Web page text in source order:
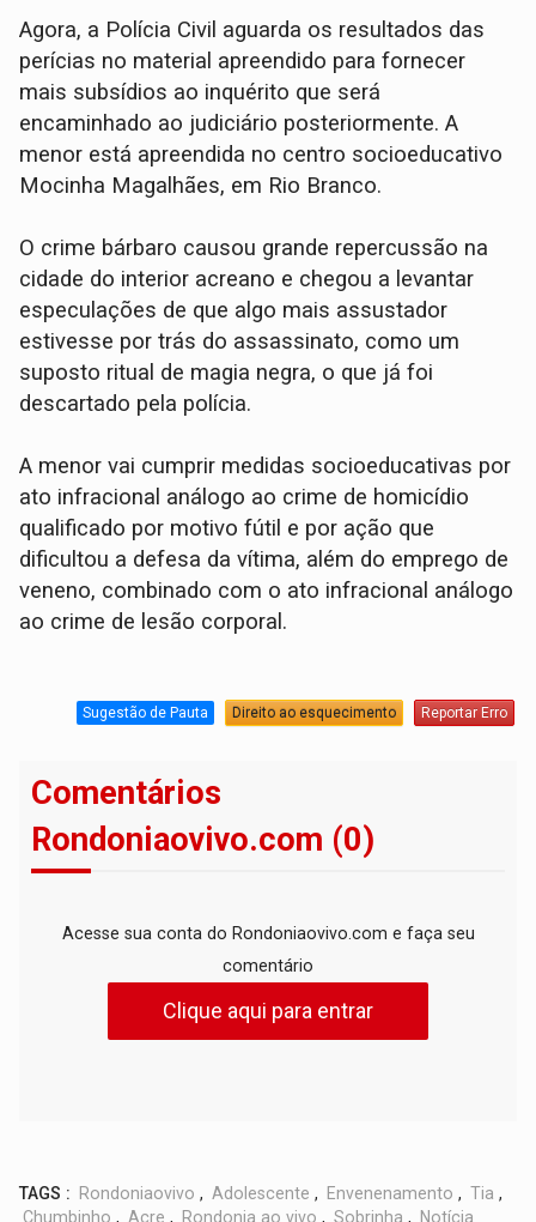
Agora, a Polícia Civil aguarda os resultados das
perícias no material apreendido para fornecer
mais subsídios ao inquérito que será
encaminhado ao judiciário posteriormente. A
menor está apreendida no centro socioeducativo
Mocinha Magalhães, em Rio Branco.
O crime bárbaro causou grande repercussão na
cidade do interior acreano e chegou a levantar
especulações de que algo mais assustador
estivesse por trás do assassinato, como um
suposto ritual de magia negra, o que já foi
descartado pela polícia.
A menor vai cumprir medidas socioeducativas por
ato infracional análogo ao crime de homicídio
qualificado por motivo fútil e por ação que
dificultou a defesa da vítima, além do emprego de
veneno, combinado com o ato infracional análogo
ao crime de lesão corporal.
Sugestão de Pauta Direito ao esquecimento Reportar Erro
Comentários
Rondoniaovivo.com (0)
Acesse sua conta do Rondoniaovivo.com e faça seu
comentário
Clique aqui para entrar
TAGS : Rondoniaovivo , Adolescente , Envenenamento , Tia ,
Chumbinho , Acre , Rondonia ao vivo , Sobrinha , Notícia